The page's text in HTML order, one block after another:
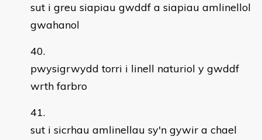
sut i greu siapiau gwddf a siapiau amlinellol
gwahanol
pwysigrwydd torri i linell naturiol y gwddf
wrth farbro
sut i sicrhau amlinellau sy'n gywir a chael